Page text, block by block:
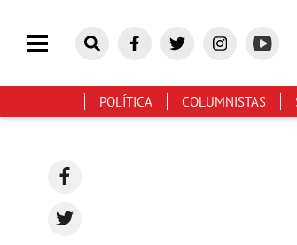
POLÍTICA COLUMNISTAS